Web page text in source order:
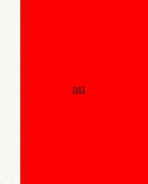
au